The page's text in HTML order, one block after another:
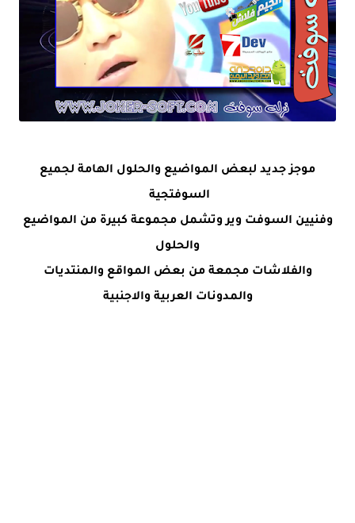
موجز جديد لبعض المواضيع والحلول الهامة لجميع
السوفتجية
وفنيين السوفت وير وتشمل مجموعة كبيرة من المواضيع
والحلول
والفلاشات مجمعة من بعض المواقع والمنتديات
والمدونات العربية والاجنبية